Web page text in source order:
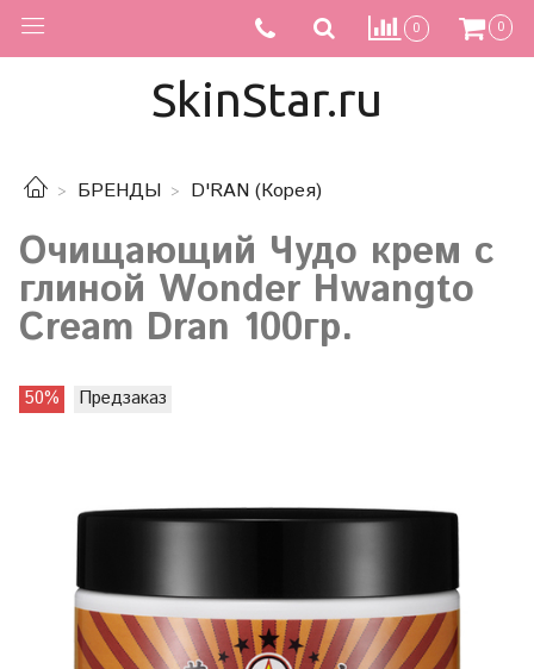
0 0
SkinStar.ru
БРЕНДЫ D'RAN (Корея)
Очищающий Чудо крем с
глиной Wonder Hwangto
Cream Dran 100гр.
50% Предзаказ